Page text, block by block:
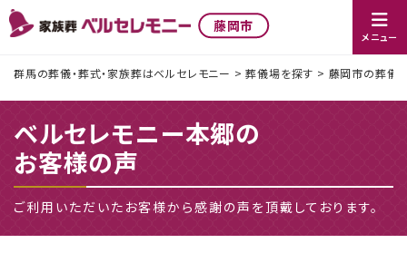
藤岡市
メニュー
群馬の葬儀・葬式・家族葬はベルセレモニー >葬儀場を探す > 藤岡市の葬儀
ベルセレモニー本郷の
お客様の声
ご利用いただいたお客様から感謝の声を頂戴しております。